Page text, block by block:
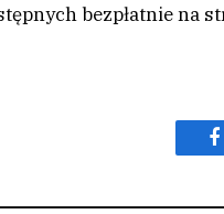
bezpłatnie na